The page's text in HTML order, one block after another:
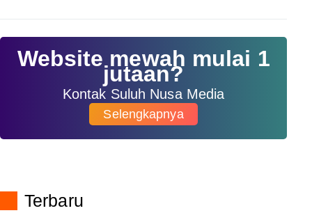
Website mewah mulai 1
jutaan?
Kontak Suluh Nusa Media
Selengkapnya
Terbaru